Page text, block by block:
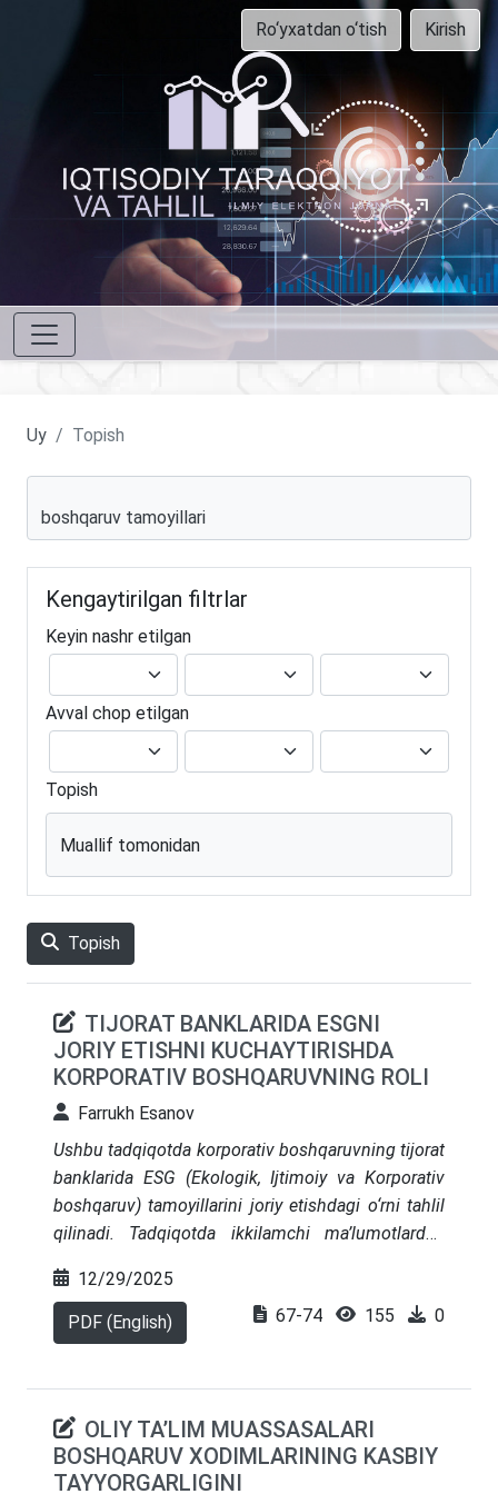
Ro‘yxatdan o‘tish Kirish
Uy Topish
Kengaytirilgan filtrlar
Keyin nashr etilgan
Avval chop etilgan
Topish
Muallif tomonidan
Topish
TIJORAT BANKLARIDA ESGNI
JORIY ETISHNI KUCHAYTIRISHDA
KORPORATIV BOSHQARUVNING ROLI
Farrukh Esanov
Ushbu tadqiqotda korporativ boshqaruvning tijorat
banklarida ESG (Ekologik, Ijtimoiy va Korporativ
boshqaruv) tamoyillarini joriy etishdagi o‘rni tahlil
qilinadi. Tadqiqotda ikkilamchi ma’lumotlardan
hamda O‘zbekiston Markaziy banki va xalqaro
moliya institutlarining nashrlaridan foydalanilgan.
Tahlillar shuni ko‘rsatadiki, boshqaruv tuzilmalari,
samarali joriy etilishiga hamda moliyaviy
barqarorlikka bevosita ta’sir ko‘rsatadi. So‘nggi
yillarda O‘zbekiston banklarida ESG hisobotlarini
12/29/2025
PDF (English) 67-74 155 0
OLIY TA’LIM MUASSASALARI
BOSHQARUV XODIMLARINING KASBIY
TAYYORGARLIGINI